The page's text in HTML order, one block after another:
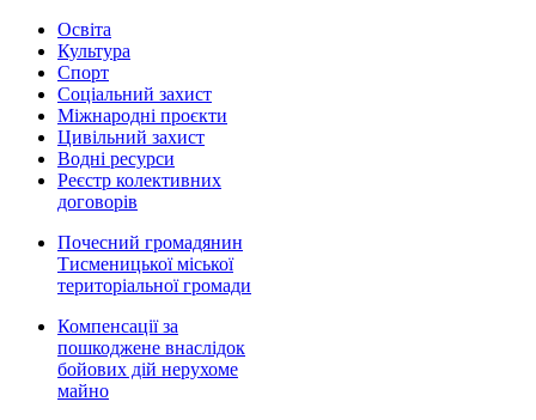
Освіта
Культура
Спорт
Соціальний захист
Міжнародні проєкти
Цивільний захист
Водні ресурси
Реєстр колективних
договорів
Почесний громадянин
Тисменицької міської
територіальної громади
Компенсації за
пошкоджене внаслідок
бойових дій нерухоме
майно